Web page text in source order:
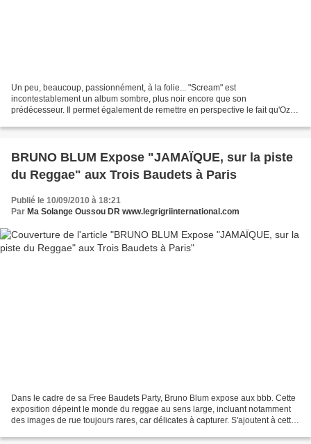
Un peu, beaucoup, passionnément, à la folie... "Scream" est
incontestablement un album sombre, plus noir encore que son
prédécesseur. Il permet également de remettre en perspective le fait qu'Ozzy
BRUNO BLUM Expose "JAMAÏQUE, sur la piste
du Reggae" aux Trois Baudets à Paris
Publié le 10/09/2010 à 18:21
Par Ma Solange Oussou DR www.legrigriinternational.com
Dans le cadre de sa Free Baudets Party, Bruno Blum expose aux bbb. Cette
exposition dépeint le monde du reggae au sens large, incluant notamment
des images de rue toujours rares, car délicates à capturer. S'ajoutent à cett